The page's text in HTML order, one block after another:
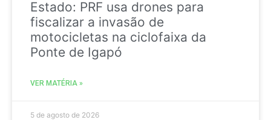
Estado: PRF usa drones para
fiscalizar a invasão de
motocicletas na ciclofaixa da
Ponte de Igapó
VER MATÉRIA »
5 de agosto de 2026